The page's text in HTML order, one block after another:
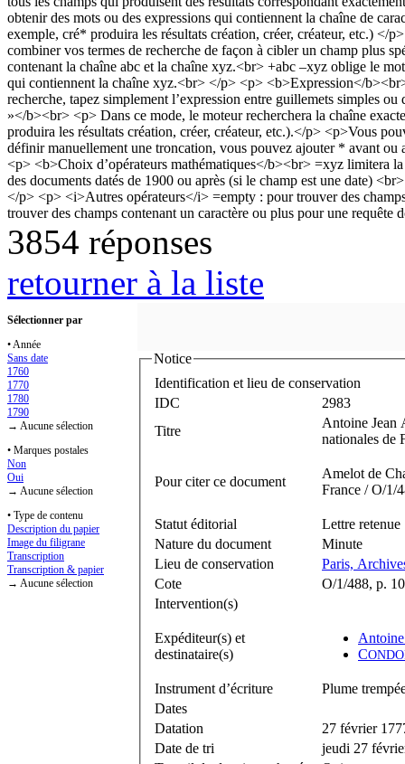
3854 réponses
retourner à la liste
Sélectionner par
• Année
Sans date
1760
1770
1780
1790
→ Aucune sélection
• Marques postales
Non
Oui
→ Aucune sélection
• Type de contenu
Description du papier
Image du filigrane
Transcription
Transcription & papier
→ Aucune sélection
Notice
Identification et lieu de conservation
IDC
2983
Titre
Antoine Jean
nationales de
Pour citer ce document
Amelot de
France / O/1/
Statut éditorial
Lettre retenue
Nature du document
Minute
Lieu de conservation
Paris,
Cote
O/1/488, p.
Intervention(s)
Expéditeur(s) et
destinataire(s)
C
Instrument d’écriture
Plume
Dates
Datation
27 février
Date de tri
jeudi 27